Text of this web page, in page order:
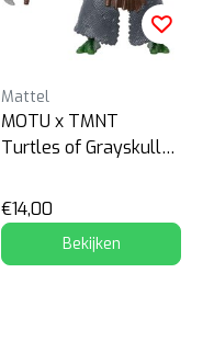
Mattel
MOTU x TMNT
Turtles of Grayskull
€14,00
Bekijken